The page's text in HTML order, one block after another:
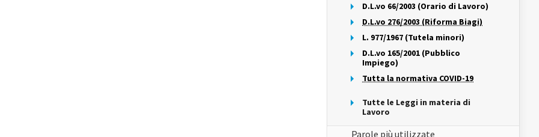
D.L.vo 66/2003 (Orario di Lavoro)
D.L.vo 276/2003 (Riforma Biagi)
L. 977/1967 (Tutela minori)
D.L.vo 165/2001 (Pubblico
Impiego)
Tutta la normativa COVID-19
Tutte le Leggi in materia di
Lavoro
Parole più utilizzate